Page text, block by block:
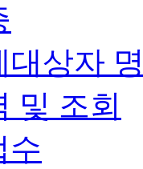
대상자
및 조회
수